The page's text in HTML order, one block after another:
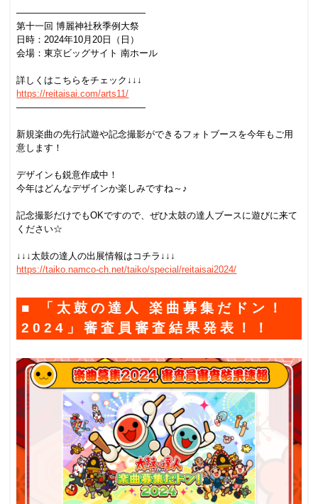
——————————————
第十一回 博麗神社秋季例大祭
日時：2024年10月20日（日）
会場：東京ビッグサイト 南ホール
詳しくはこちらをチェック↓↓↓
https://reitaisai.com/arts11/
——————————————
新規楽曲の先行試遊や記念撮影ができるフォトブースを今年もご用
意します！
デザインも鋭意作成中！
今年はどんなデザインか楽しみですね～♪
記念撮影だけでもOKですので、ぜひ太鼓の達人ブースに遊びに来て
ください☆
↓↓↓太鼓の達人の出展情報はコチラ↓↓↓
https://taiko.namco-ch.net/taiko/special/reitaisai2024/
■ 「太鼓の達人 楽曲募集だドン！
2024」審査員審査結果発表！！